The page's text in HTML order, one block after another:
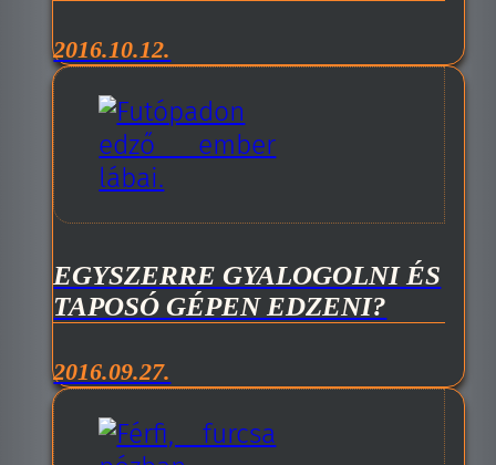
2016.10.12.
EGYSZERRE GYALOGOLNI ÉS
TAPOSÓ GÉPEN EDZENI?
2016.09.27.